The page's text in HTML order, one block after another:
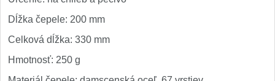
Dĺžka čepele: 200 mm
Celková dĺžka: 330 mm
Hmotnosť: 250 g